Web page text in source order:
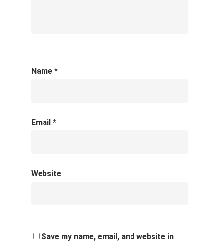
Name *
Email *
Website
Save my name, email, and website in